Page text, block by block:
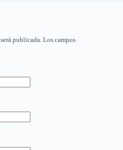
publicada. Los campos